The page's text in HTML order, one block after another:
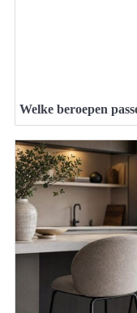
Welke beroepen